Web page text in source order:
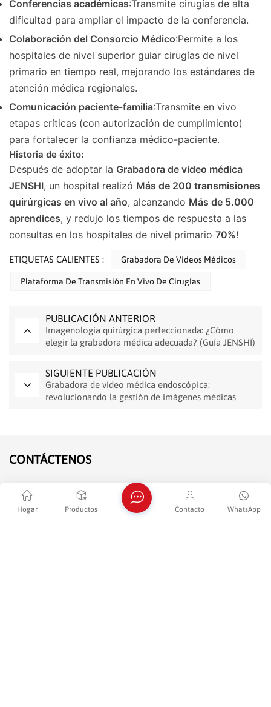
Conferencias académicas:Transmite cirugías de alta
dificultad para ampliar el impacto de la conferencia.
Colaboración del Consorcio Médico:Permite a los
hospitales de nivel superior guiar cirugías de nivel
primario en tiempo real, mejorando los estándares de
atención médica regionales.
Comunicación paciente-familia:Transmite en vivo
etapas críticas (con autorización de cumplimiento)
para fortalecer la confianza médico-paciente.
Historia de éxito:
Después de adoptar la Grabadora de video médica
JENSHI, un hospital realizó Más de 200 transmisiones
quirúrgicas en vivo al año, alcanzando Más de 5.000
aprendices, y redujo los tiempos de respuesta a las
consultas en los hospitales de nivel primario 70%!
ETIQUETAS CALIENTES : Grabadora De Videos Médicos
Plataforma De Transmisión En Vivo De Cirugías
PUBLICACIÓN ANTERIOR
Imagenología quirúrgica perfeccionada: ¿Cómo
elegir la grabadora médica adecuada? (Guía JENSHI)
SIGUIENTE PUBLICACIÓN
Grabadora de video médica endoscópica:
revolucionando la gestión de imágenes médicas
CONTÁCTENOS
Teléfono : +86 -13952007880
E-mail : sales@jenshimvr.com
Hogar Productos WhatsApp
Contacto